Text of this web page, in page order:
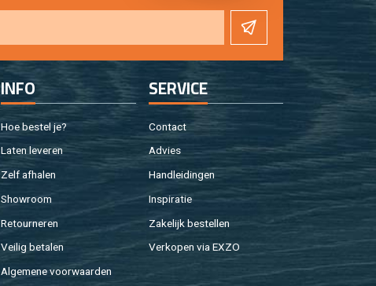
INFO
Hoe be­stel je?
Laten le­ve­ren
Zelf af­ha­len
Show­room
Re­tour­ne­ren
Vei­lig be­ta­len
Al­ge­me­ne voor­waar­den
SER­VI­CE
Con­tact
Ad­vies
Hand­lei­din­gen
In­spi­ra­tie
Za­ke­lijk be­stel­len
Ver­ko­pen via EXZO